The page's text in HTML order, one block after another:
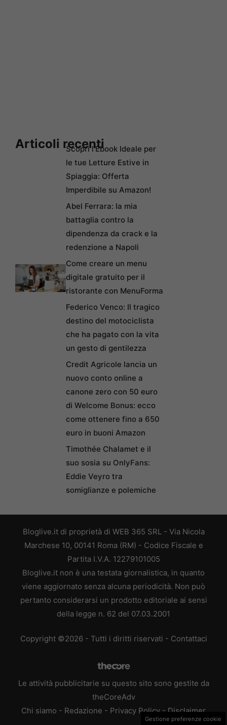
Articoli recentiScopri l’Ebook Ideale per
le tue Letture Estive in
Spiaggia: Offerta
Imperdibile su Amazon!
Abel Ferrara: la mia
battaglia contro la
dipendenza da crack e la
redenzione a Napoli
Come creare un menu
digitale gratuito per il
ristorante con MenuForma
Federico Venco: Il tragico
destino del motociclista
che ha pagato con la vita
un gesto di gentilezza
Credit Agricole lancia un
nuovo conto online a
canone zero con 50 euro
di Welcome Bonus: ecco
come ottenere fino a 650
euro in buoni Amazon
Timothée Chalamet e il
suo sosia su OnlyFans:
Eddie Veyro tra
somiglianze e polemiche
Bloglive.it di proprietà di WEB 365 SRL - Via Nicola
Marchese 10, 00141 Roma (RM) - Codice Fiscale e
Partita I.V.A. 12279101005
Bloglive.it non è una testata giornalistica, in quanto
viene aggiornato senza alcuna periodicità. Non può
pertanto considerarsi un prodotto editoriale ai sensi
della legge n. 62 del 07.03.2001
Copyright ©2026 - Tutti i diritti riservati - Contattaci
Le attività pubblicitarie su questo sito sono gestite da
theCoreAdv
Chi siamo - Redazione - Privacy Policy - Disclaimer
Gestione preferenze cookie